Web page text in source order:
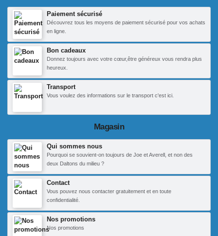
Paiement sécurisé
Découvrez tous les moyens de paiement sécurisé pour vos achats
en ligne.
Bon cadeaux
Donnez toujours avec votre cœur,être généreux vous rendra plus
heureux.
Transport
Vous voulez des informations sur le transport c'est ici.
Magasin
Qui sommes nous
Pourquoi se souvient-on toujours de Joe et Averell, et non des
deux Daltons du milieu ?
Contact
Vous pouvez nous contacter gratuitement et en toute
confidentialité.
Nos promotions
Nos promotions